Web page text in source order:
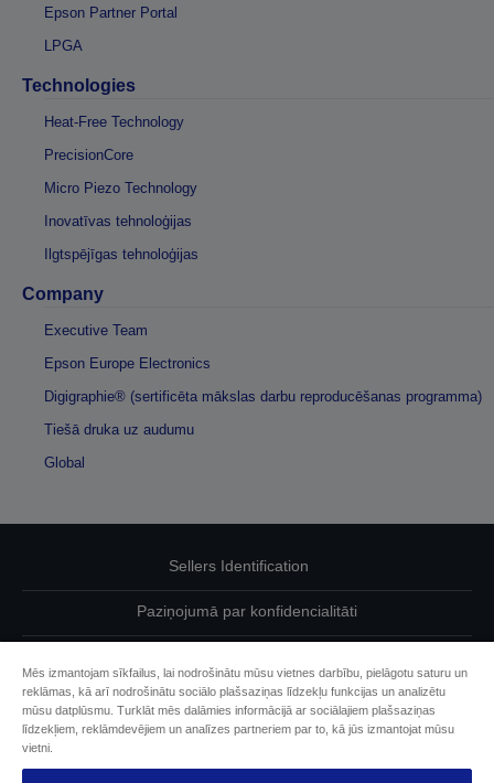
Epson Partner Portal
LPGA
Technologies
Heat-Free Technology
PrecisionCore
Micro Piezo Technology
Inovatīvas tehnoloģijas
Ilgtspējīgas tehnoloģijas
Company
Executive Team
Epson Europe Electronics
Digigraphie® (sertificēta mākslas darbu reproducēšanas programma)
Tiešā druka uz audumu
Global
Sellers Identification
Paziņojumā par konfidencialitāti
Sazinieties ar mums par saviem datiem
Mēs izmantojam sīkfailus, lai nodrošinātu mūsu vietnes darbību, pielāgotu saturu un
reklāmas, kā arī nodrošinātu sociālo plašsaziņas līdzekļu funkcijas un analizētu
mūsu datplūsmu. Turklāt mēs dalāmies informācijā ar sociālajiem plašsaziņas
līdzekļiem, reklāmdevējiem un analīzes partneriem par to, kā jūs izmantojat mūsu
vietni.